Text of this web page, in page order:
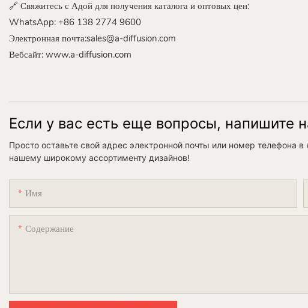
🔗 Свяжитесь с Адой для получения каталога и оптовых цен:
WhatsApp: +86 138 2774 9600
Электронная почта:sales@a-diffusion.com
Вебсайт: www.a-diffusion.com
Если у вас есть еще вопросы, напишите
Просто оставьте свой адрес электронной почты или номер
нашему широкому ассортименту дизайнов!
Имя
Содержание